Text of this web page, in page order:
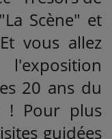
Scène" et
vous allez
20 ans du
! Pour plus
guidées